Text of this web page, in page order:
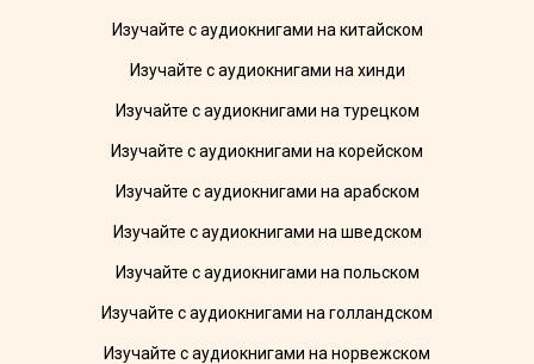
Изучайте с аудиокнигами на китайском
Изучайте с аудиокнигами на хинди
Изучайте с аудиокнигами на турецком
Изучайте с аудиокнигами на корейском
Изучайте с аудиокнигами на арабском
Изучайте с аудиокнигами на шведском
Изучайте с аудиокнигами на польском
Изучайте с аудиокнигами на голландском
Изучайте с аудиокнигами на норвежском